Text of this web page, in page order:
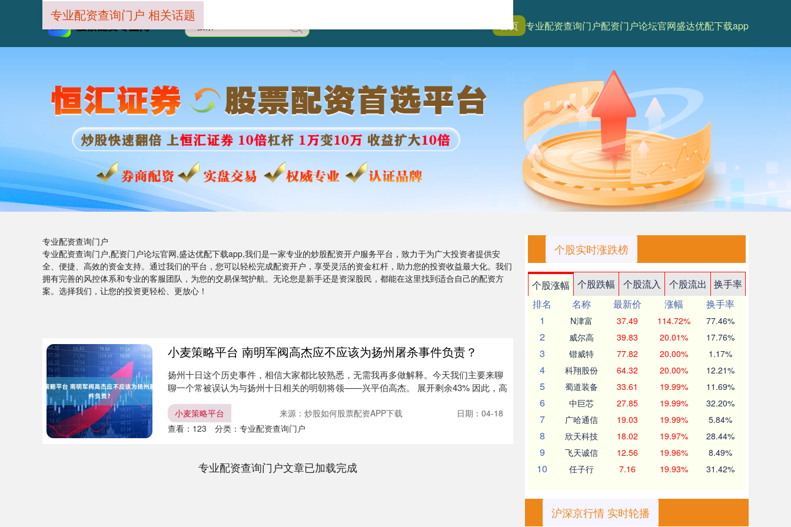
首页 专业配资查询门户配资门户论坛官网盛达优配下载app
专业配资查询门户
专业配资查询门户,配资门户论坛官网,盛达优配下载app,我们是一家专业的炒股配资开户服务平台，致力于为广大投资者提供安
全、便捷、高效的资金支持。通过我们的平台，您可以轻松完成配资开户，享受灵活的资金杠杆，助力您的投资收益最大化。我们
拥有完善的风控体系和专业的客服团队，为您的交易保驾护航。无论您是新手还是资深股民，都能在这里找到适合自己的配资方
案。选择我们，让您的投资更轻松、更放心！
专业配资查询门户 相关话题
小麦策略平台 南明军阀高杰应不应该为扬州屠杀事件负责？
扬州十日这个历史事件，相信大家都比较熟悉，无需我再多做解释。今天我们主要来聊
聊一个常被误认为与扬州十日相关的明朝将领——兴平伯高杰。 展开剩余43% 因此，高
小麦策略平台 来源：炒股如何股票配资APP下载
日期：04-18
查看： 123 分类： 专业配资查询门户
专业配资查询门户文章已加载完成
个股实时涨跌榜
个股涨幅 个股跌幅 个股流入 个股流出
换手率
排名
名称 最新价 涨幅
换手率
1
N津富 37.49 114.72% 77.46%
2 威尔高 39.83 20.01% 17.76%
3 锴威特 77.82 20.00% 1.17%
4 科翔股份 64.32 20.00% 12.21%
5 蜀道装备 33.61 19.99% 11.69%
6 中巨芯 27.85 19.99% 32.20%
7 广哈通信 19.03 19.99% 5.84%
8 欣天科技 18.02 19.97% 28.44%
9 飞天诚信 12.56 19.96% 8.49%
10 任子行 7.16 19.93% 31.42%
沪深京行情 实时轮播